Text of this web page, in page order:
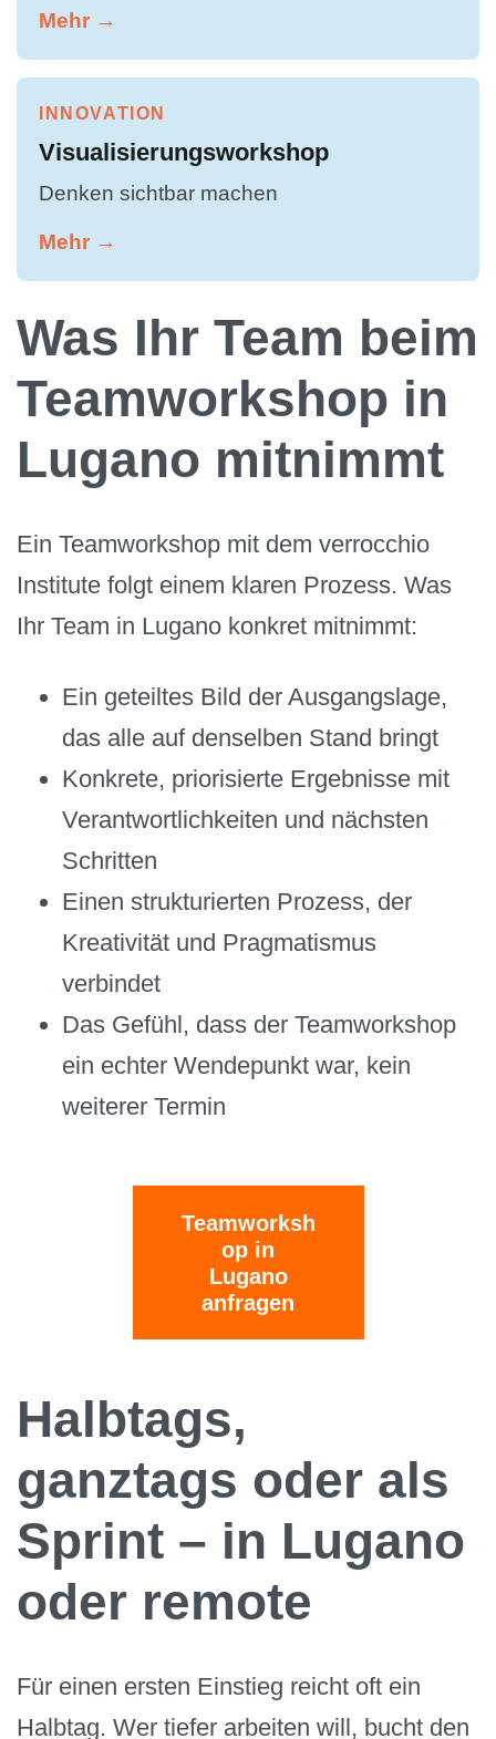
Mehr →
INNOVATION
Visualisierungsworkshop
Denken sichtbar machen
Mehr →
Was Ihr Team beim
Teamworkshop in
Lugano mitnimmt
Ein Teamworkshop mit dem verrocchio
Institute folgt einem klaren Prozess. Was
Ihr Team in Lugano konkret mitnimmt:
Ein geteiltes Bild der Ausgangslage,
das alle auf denselben Stand bringt
Konkrete, priorisierte Ergebnisse mit
Verantwortlichkeiten und nächsten
Schritten
Einen strukturierten Prozess, der
Kreativität und Pragmatismus
verbindet
Das Gefühl, dass der Teamworkshop
ein echter Wendepunkt war, kein
weiterer Termin
Teamworksh
op in
Lugano
anfragen
Halbtags,
ganztags oder als
Sprint – in Lugano
oder remote
Für einen ersten Einstieg reicht oft ein
Halbtag. Wer tiefer arbeiten will, bucht den